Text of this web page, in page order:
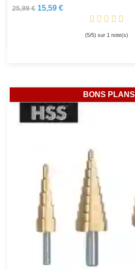
25,99 € 15,59 €
(5/5) sur 1note(s)
BONS PLANS